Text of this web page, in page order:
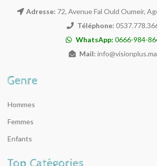
Adresse: 72, Avenue Fal Ould Oumeir,
Téléphone:
WhatsApp: 0666-984-
Mail: info@visionplus.ma
Hommes
Femmes
Enfants